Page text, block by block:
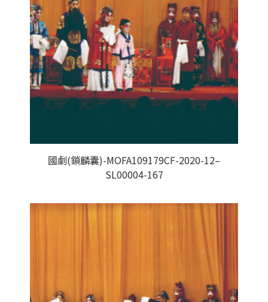
國劇(鎖麟囊)-MOFA109179CF-2020-12–
SL00004-167